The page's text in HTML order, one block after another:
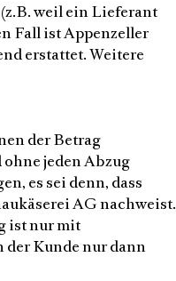
weil ein Lieferant
Fall ist Appenzeller
erstattet. Weitere
der Betrag
jeden Abzug
es sei denn, dass
AG nachweist.
ist nur mit
Kunde nur dann